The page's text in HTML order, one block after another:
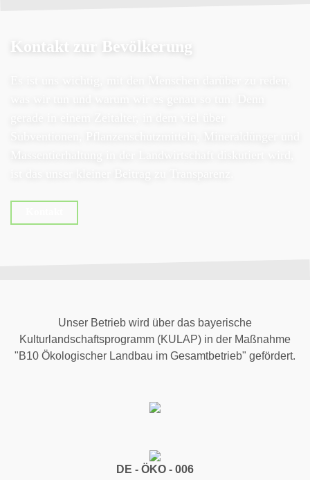
Kontakt zur Bevölkerung
Unser Betrieb wird über das bayerische
Kulturlandschaftsprogramm (KULAP) in der Maßnahme
"B10 Ökologischer Landbau im Gesamtbetrieb" gefördert.
DE - ÖKO - 006